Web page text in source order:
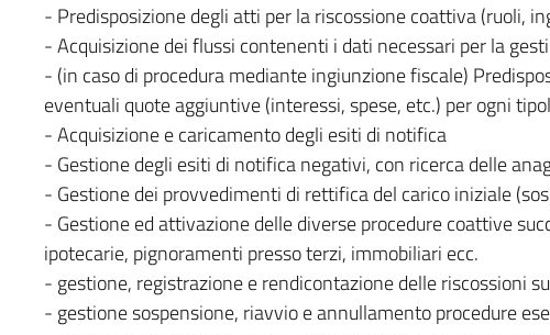
- Predisposizione degli atti per la riscossione coattiva (ruoli,
- Acquisizione dei flussi contenenti i dati necessari per la
- (in caso di procedura mediante ingiunzione fiscale)
eventuali quote aggiuntive (interessi, spese, etc.) per ogni
- Acquisizione e caricamento degli esiti di notifica
- Gestione degli esiti di notifica negativi, con ricerca delle
- Gestione dei provvedimenti di rettifica del carico iniziale
- Gestione ed attivazione delle diverse procedure coattive
ipotecarie, pignoramenti presso terzi, immobiliari ecc.
- gestione, registrazione e rendicontazione delle riscossioni
- gestione sospensione, riavvio e annullamento procedure